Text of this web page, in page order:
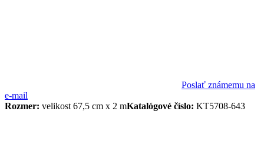
Poslať známemu na
e-mail
Rozmer: velikost 67,5 cm x 2 mKatalógové číslo: KT5708-643